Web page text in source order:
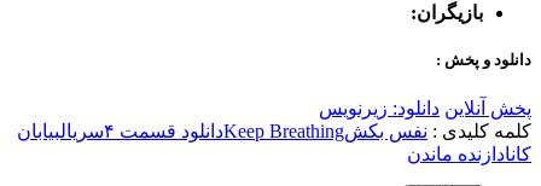
بازیگران:
دانلود و پخش :
پخش آنلاین دانلود: زیرنویس
کلمه کلیدی : نفس بکشKeep Breathingدانلود قسمت ۴ سریالبیابان
کانادا زنده ماندن